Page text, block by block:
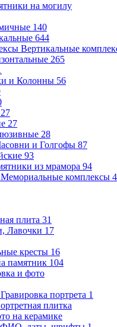
на могилу
140
644
Вертикальные
265
и Колонны 56
27
27
28
и Голгофы 87
93
из мрамора 94
Мемориальные комплексы
плита 31
Лавочки 17
кресты 16
памятник 104
и фото
Гравировка портрета 1
плитка
на керамике